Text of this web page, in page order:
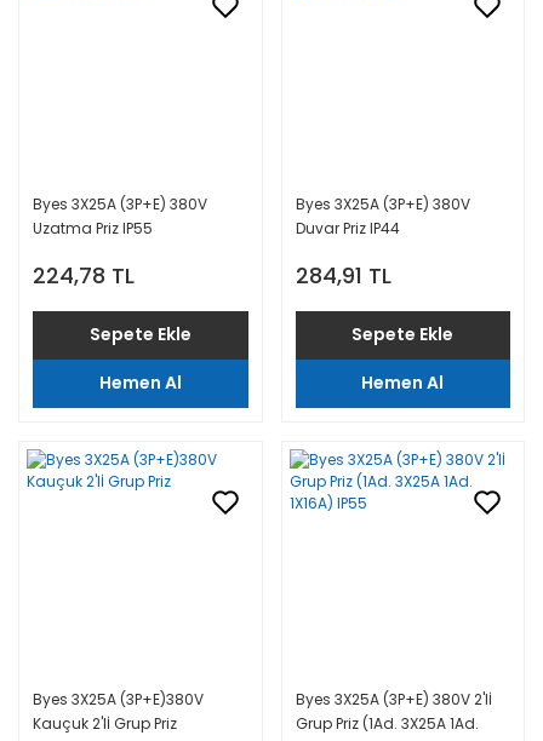
Byes 3X25A (3P+E) 380V
Uzatma Priz IP55
224,78 TL
Sepete Ekle
Hemen Al
Byes 3X25A (3P+E) 380V
Duvar Priz IP44
284,91 TL
Sepete Ekle
Hemen Al
Byes 3X25A (3P+E)380V
Kauçuk 2'lİ Grup Priz
Byes 3X25A (3P+E) 380V 2'lİ
Grup Priz (1Ad. 3X25A 1Ad.